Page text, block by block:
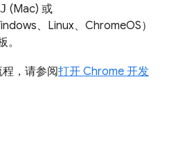
J (Mac) 或
、Linux、ChromeOS）
。
，请参阅打开 Chrome 开发